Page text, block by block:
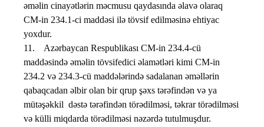
əməlin cinayətlərin məcmusu qaydasında əlavə olaraq
CM-in 234.1-ci maddəsi ilə tövsif edilməsinə ehtiyac
yoxdur.
11. Azərbaycan Respublikası CM-in 234.4-cü
maddəsində əməlin tövsifedici əlamətləri kimi CM-in
234.2 və 234.3-cü maddələrində sadalanan əməllərin
qabaqcadan əlbir olan bir qrup şəxs tərəfindən və ya
mütəşəkkil dəstə tərəfindən törədilməsi, təkrar törədilməsi
və külli miqdarda törədilməsi nəzərdə tutulmuşdur.